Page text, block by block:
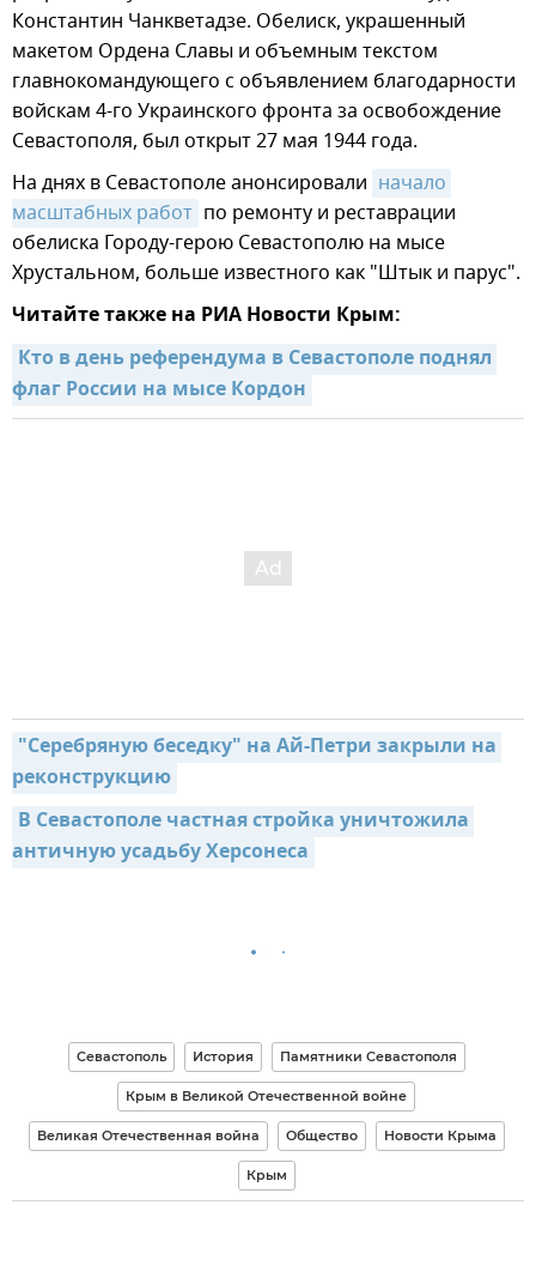
Константин Чанкветадзе. Обелиск, украшенный
макетом Ордена Славы и объемным текстом
главнокомандующего с объявлением благодарности
войскам 4-го Украинского фронта за освобождение
Севастополя, был открыт 27 мая 1944 года.
На днях в Севастополе анонсировали начало
масштабных работ по ремонту и реставрации
обелиска Городу-герою Севастополю на мысе
Хрустальном, больше известного как "Штык и парус".
Читайте также на РИА Новости Крым:
Кто в день референдума в Севастополе поднял
флаг России на мысе Кордон
"Серебряную беседку" на Ай-Петри закрыли на
реконструкцию
В Севастополе частная стройка уничтожила
античную усадьбу Херсонеса
Севастополь История Памятники Севастополя
Крым в Великой Отечественной войне
Великая Отечественная война Общество Новости Крыма
Крым